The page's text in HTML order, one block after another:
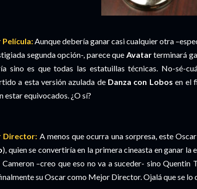
Aunque debería ganar casi cualquier otra
segunda opción-, parece que Avatarterminará
sino es que todas las estatuillas técnicas. No-sé-
a esta versión azulada de Danza con Lobos en el
estar equivocados. ¿O sí?
Director: A menos que ocurra una sorpresa, este
), quien se convertiría en la primera cineasta en ganar la
Cameron –creo que eso no va a suceder- sino Quentin
su Oscar como Mejor Director. Ojalá que se lo